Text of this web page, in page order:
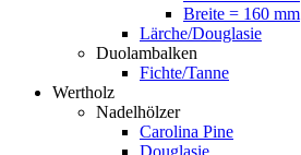
Breite = 160 mm
Lärche/Douglasie
Duolambalken
Fichte/Tanne
Wertholz
Nadelhölzer
Carolina Pine
Douglasie